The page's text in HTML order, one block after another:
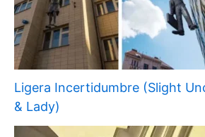
Ligera Incertidumbre (Slight
& Lady)